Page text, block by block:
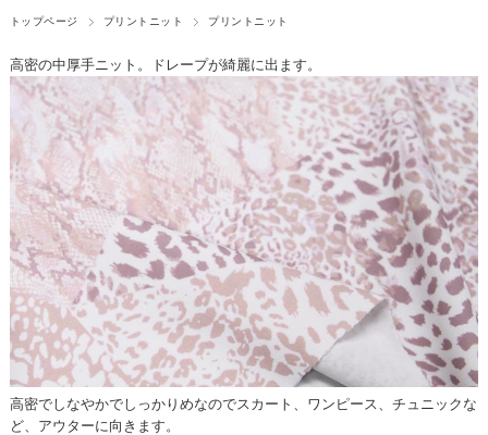
トップページ プリントニット プリントニット
高密の中厚手ニット。ドレープが綺麗に出ます。
高密でしなやかでしっかりめなのでスカート、ワンピース、チュニックな
ど、アウターに向きます。